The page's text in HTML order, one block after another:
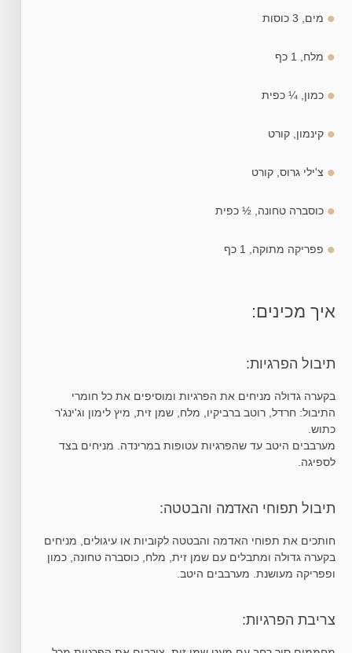
מים, 3 כוסות
מלח, 1 כף
כמון, ¼ כפית
קינמון, קורט
צ'ילי גרוס, קורט
כוסברה טחונה, ½ כפית
פפריקה מתוקה, 1 כף
איך מכינים:
תיבול הפרגיות:
בקערה גדולה מניחים את הפרגיות ומוסיפים את כל חומרי
התיבול: חרדל, רוטב ברביקיו, מלח, שמן זית, מיץ לימון וג'ינג'ר
כתוש.
מערבבים היטב עד שהפרגיות עטופות במרינדה. מניחים בצד
לספיגה.
תיבול תפוחי האדמה והבטטה:
חותכים את תפוחי האדמה והבטטה לקוביות או עיגולים, מניחים
בקערה גדולה ומתבלים עם שמן זית, מלח, כוסברה טחונה, כמון
ופפריקה מעושנת. מערבבים היטב.
צריבת הפרגיות: